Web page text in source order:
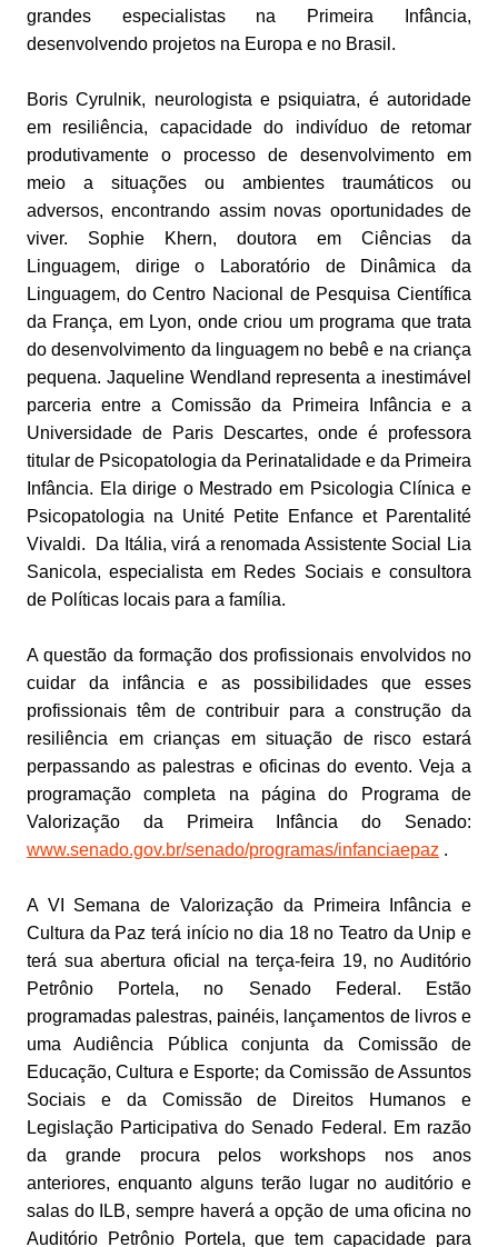
grandes especialistas na Primeira Infância,
desenvolvendo projetos na Europa e no Brasil.
Boris Cyrulnik, neurologista e psiquiatra, é autoridade
em resiliência, capacidade do indivíduo de retomar
produtivamente o processo de desenvolvimento em
meio a situações ou ambientes traumáticos ou
adversos, encontrando assim novas oportunidades de
viver. Sophie Khern, doutora em Ciências da
Linguagem, dirige o Laboratório de Dinâmica da
Linguagem, do Centro Nacional de Pesquisa Científica
da França, em Lyon, onde criou um programa que trata
do desenvolvimento da linguagem no bebê e na criança
pequena. Jaqueline Wendland representa a inestimável
parceria entre a Comissão da Primeira Infância e a
Universidade de Paris Descartes, onde é professora
titular de Psicopatologia da Perinatalidade e da Primeira
Infância. Ela dirige o Mestrado em Psicologia Clínica e
Psicopatologia na Unité Petite Enfance et Parentalité
Vivaldi. Da Itália, virá a renomada Assistente Social Lia
Sanicola, especialista em Redes Sociais e consultora
de Políticas locais para a família.
A questão da formação dos profissionais envolvidos no
cuidar da infância e as possibilidades que esses
profissionais têm de contribuir para a construção da
resiliência em crianças em situação de risco estará
perpassando as palestras e oficinas do evento. Veja a
programação completa na página do Programa de
Valorização da Primeira Infância do Senado:
www.senado.gov.br/senado/programas/infanciaepaz .
A VI Semana de Valorização da Primeira Infância e
Cultura da Paz terá início no dia 18 no Teatro da Unip e
terá sua abertura oficial na terça-feira 19, no Auditório
Petrônio Portela, no Senado Federal. Estão
programadas palestras, painéis, lançamentos de livros e
uma Audiência Pública conjunta da Comissão de
Educação, Cultura e Esporte; da Comissão de Assuntos
Sociais e da Comissão de Direitos Humanos e
Legislação Participativa do Senado Federal. Em razão
da grande procura pelos workshops nos anos
anteriores, enquanto alguns terão lugar no auditório e
salas do ILB, sempre haverá a opção de uma oficina no
Auditório Petrônio Portela, que tem capacidade para